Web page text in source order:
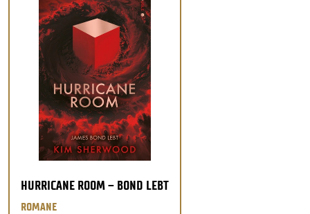
HURRICANE ROOM – BOND LEBT
ROMANE